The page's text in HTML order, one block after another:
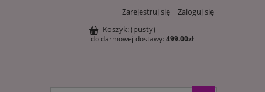
Zarejestruj się
Zaloguj się
Koszyk:(pusty)
do darmowej dostawy: 499.00zł